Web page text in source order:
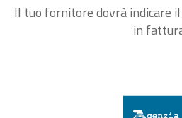
Il tuo fornitore dovrà indicare
in